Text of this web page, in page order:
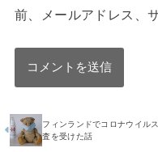
前、メールアドレス、
フィンランドでコロナウイル
査を受けた話